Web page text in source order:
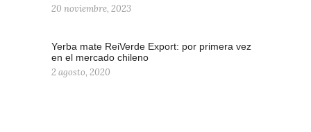
20 noviembre, 2023
Yerba mate ReiVerde Export: por primera vez
en el mercado chileno
2 agosto, 2020